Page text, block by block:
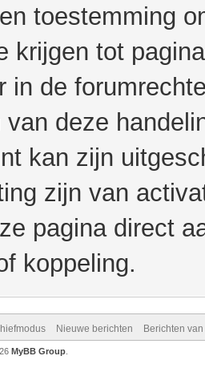
toestemming
krijgen tot
in de
van deze
kan zijn
zijn van
pagina direct
koppeling.
Nieuwe berichten Berichten
MyBB Group